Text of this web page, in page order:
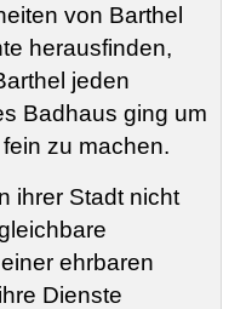
von Barthel
herausfinden,
jeden
Badhaus ging um
zu machen.
ihrer Stadt nicht
ehrbaren
Dienste